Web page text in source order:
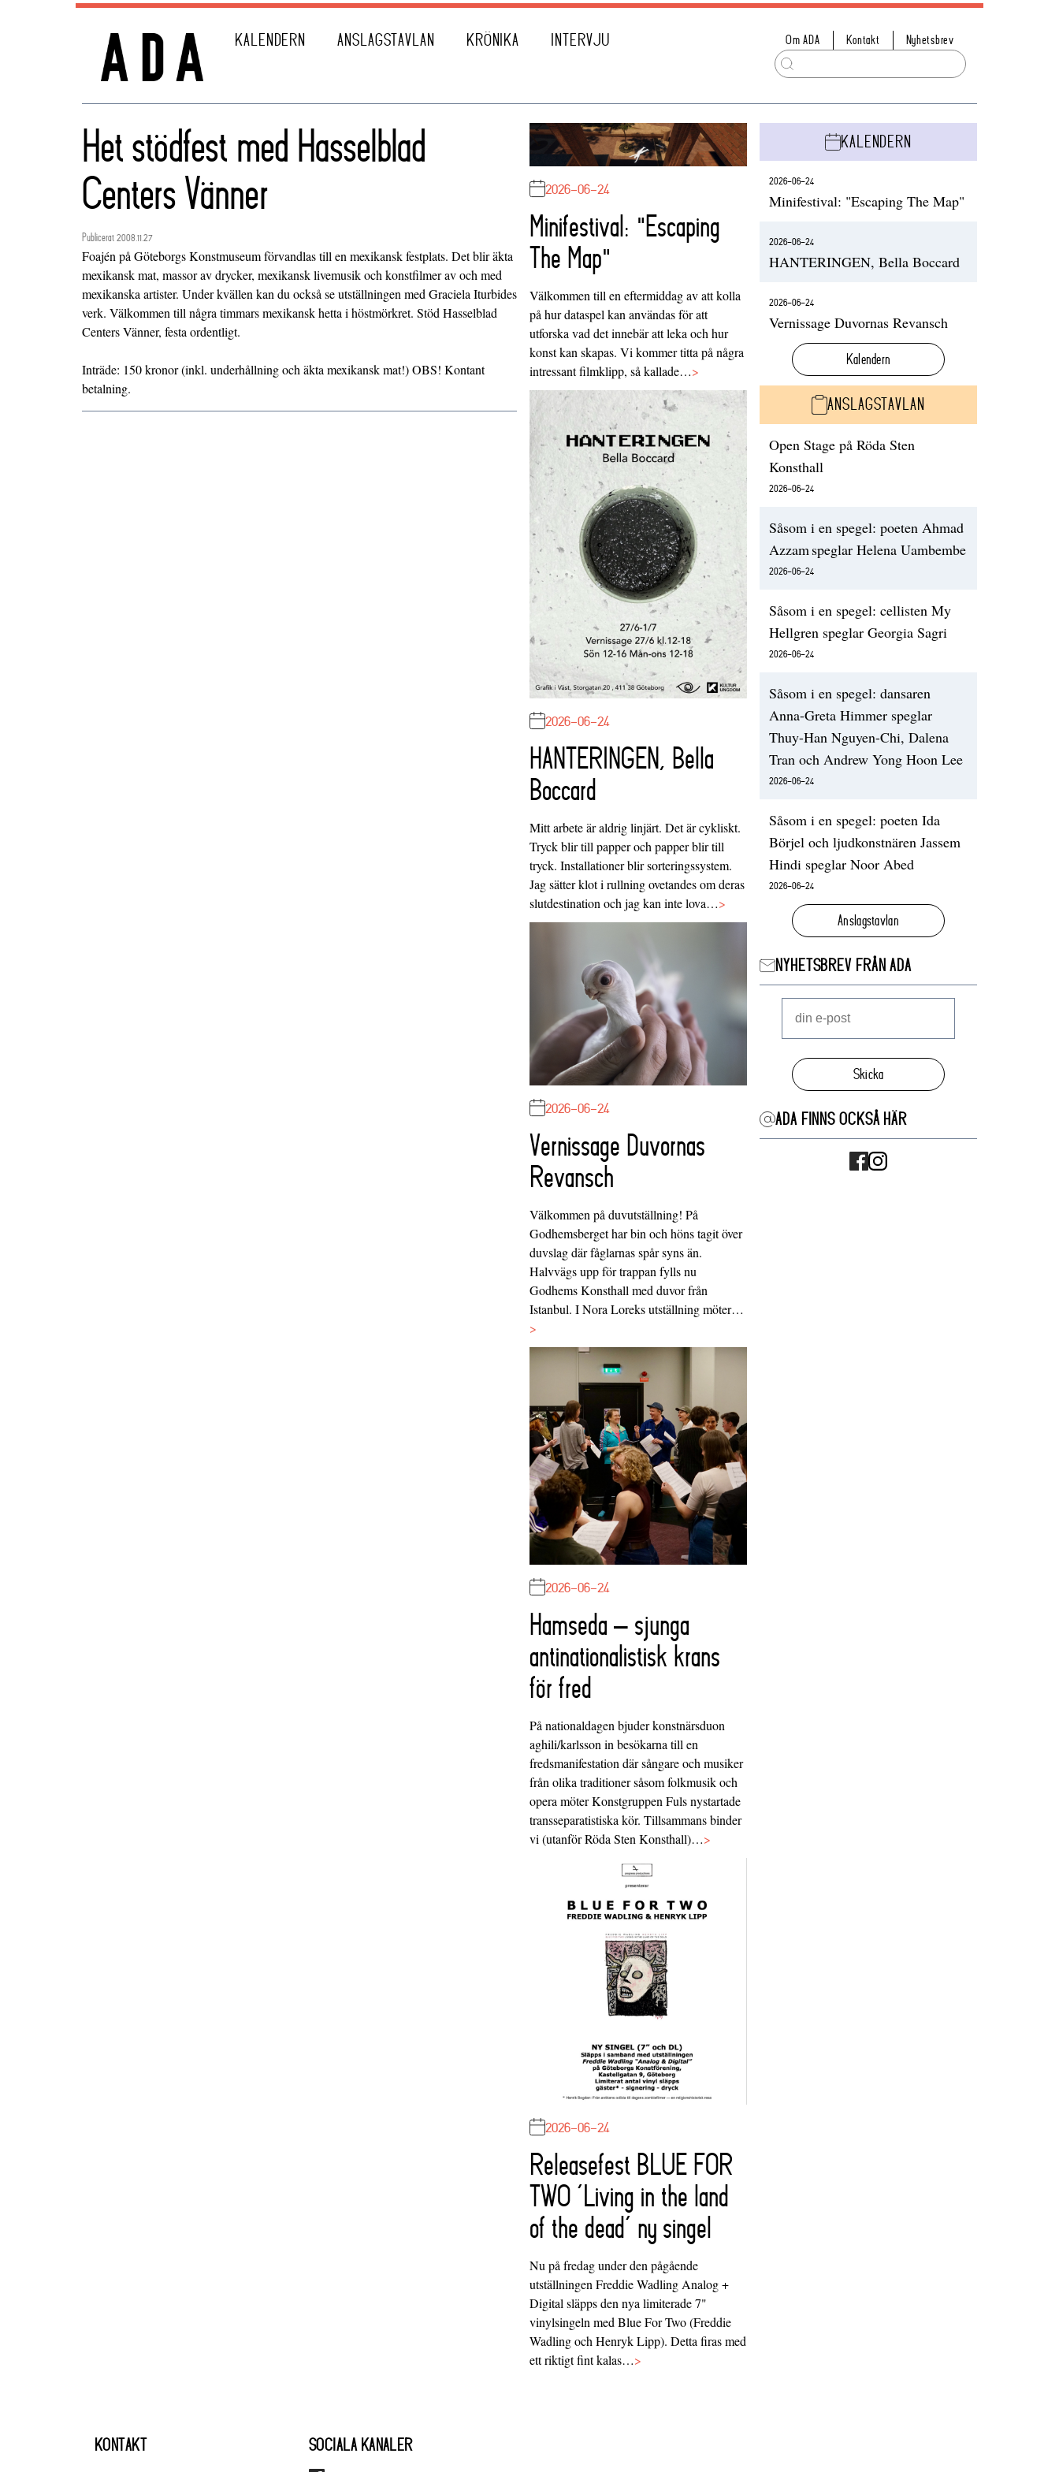
KALENDERN ANSLAGSTAVLAN KRÖNIKA INTERVJU Om ADA Kontakt Nyhetsbrev
Het stödfest med Hasselblad
Centers Vänner
Publicerat 2008.11.27
Foajén på Göteborgs Konstmuseum förvandlas till en mexikansk festplats. Det blir äkta
mexikansk mat, massor av drycker, mexikansk livemusik och konstfilmer av och med
mexikanska artister. Under kvällen kan du också se utställningen med Graciela Iturbides
verk. Välkommen till några timmars mexikansk hetta i höstmörkret. Stöd Hasselblad
Centers Vänner, festa ordentligt.
Inträde: 150 kronor (inkl. underhållning och äkta mexikansk mat!) OBS! Kontant
betalning.
2026-06-24
Minifestival: "Escaping
The Map"
Välkommen till en eftermiddag av att kolla
på hur dataspel kan användas för att
utforska vad det innebär att leka och hur
konst kan skapas. Vi kommer titta på några
intressant filmklipp, så kallade…>
2026-06-24
HANTERINGEN, Bella
Boccard
Mitt arbete är aldrig linjärt. Det är cykliskt.
Tryck blir till papper och papper blir till
tryck. Installationer blir sorteringssystem.
Jag sätter klot i rullning ovetandes om deras
slutdestination och jag kan inte lova…>
2026-06-24
Vernissage Duvornas
Revansch
Välkommen på duvutställning! På
Godhemsberget har bin och höns tagit över
duvslag där fåglarnas spår syns än.
Halvvägs upp för trappan fylls nu
Godhems Konsthall med duvor från
Istanbul. I Nora Loreks utställning möter…
>
2026-06-24
Hamseda – sjunga
antinationalistisk krans
för fred
På nationaldagen bjuder konstnärsduon
aghili/karlsson in besökarna till en
fredsmanifestation där sångare och musiker
från olika traditioner såsom folkmusik och
opera möter Konstgruppen Fuls nystartade
transseparatistiska kör. Tillsammans binder
vi (utanför Röda Sten Konsthall)…>
2026-06-24
Releasefest BLUE FOR
TWO ‘Living in the land
of the dead’ ny singel
Nu på fredag under den pågående
utställningen Freddie Wadling Analog +
Digital släpps den nya limiterade 7"
vinylsingeln med Blue For Two (Freddie
Wadling och Henryk Lipp). Detta firas med
ett riktigt fint kalas…>
KALENDERN
2026-06-24
Minifestival: "Escaping The Map"
2026-06-24
HANTERINGEN, Bella Boccard
2026-06-24
Vernissage Duvornas Revansch
Kalendern
ANSLAGSTAVLAN
Open Stage på Röda Sten
Konsthall
2026-06-24
Såsom i en spegel: poeten Ahmad
Azzam speglar Helena Uambembe
2026-06-24
Såsom i en spegel: cellisten My
Hellgren speglar Georgia Sagri
2026-06-24
Såsom i en spegel: dansaren
Anna-Greta Himmer speglar
Thuy-Han Nguyen-Chi, Dalena
Tran och Andrew Yong Hoon Lee
2026-06-24
Såsom i en spegel: poeten Ida
Börjel och ljudkonstnären Jassem
Hindi speglar Noor Abed
2026-06-24
Anslagstavlan
NYHETSBREV FRÅN ADA
Skicka
ADA FINNS OCKSÅ HÄR
KONTAKT SOCIALA KANALER